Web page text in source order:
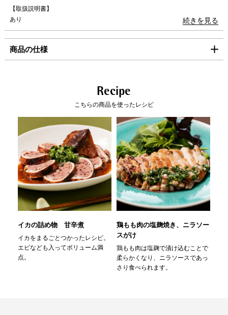
九州
沖縄
海外への発送は行っておりません。
「コンパクト便」を選択の場合は、クレジット決済のみのご利用となりま
一括払のみご利用可能です。
キャッシュレス決済
コンビニ決済 セブンイレブン、ローソン、ファミリーマー
ト、ミニストップ、デイリーヤマザキ、セイ
コーマート
330円（一律）
代金引換
【代金引換手数料】
330円～1,100円
ご注文金額に応じて手数料が異なります。
【取扱説明書】
あり
続きを見る
商品の仕様
外寸(mm):210
外寸取っ手込 (mm):390
高さ本体のみ(mm):83
製品重量（ｇ）:593
満水容量(ml):1,300
素材
本体：アルミニウム合金 内側・外側：ふっ
素樹脂加工
はり底：アルミニウム合金・ステンレス鋼
(底の厚さ：3.8mm/はり底を含む）)
取っ手：フェノール樹脂
ム不使用。
安心してご使用いただけます。
原産国
Recipe
こちらの商品を使ったレシピ
イカの詰め物 甘辛煮
イカをまるごとつかったレシピ。
エビなども入ってボリューム満
点。
鶏もも肉の塩麹焼き、ニラソー
スがけ
鶏もも肉は塩麹で漬け込むことで
柔らかくなり、ニラソースであっ
さり食べられます。